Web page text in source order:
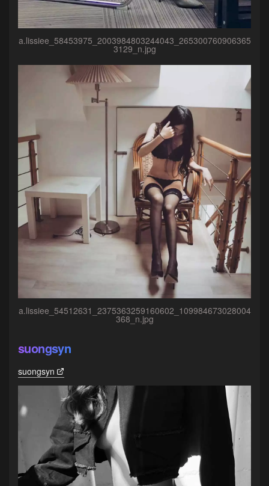
a.lissiee_58453975_2003984803244043_265300760906365
3129_n.jpg
a.lissiee_54512631_2375363259160602_109984673028004
368_n.jpg
suongsyn
suongsyn